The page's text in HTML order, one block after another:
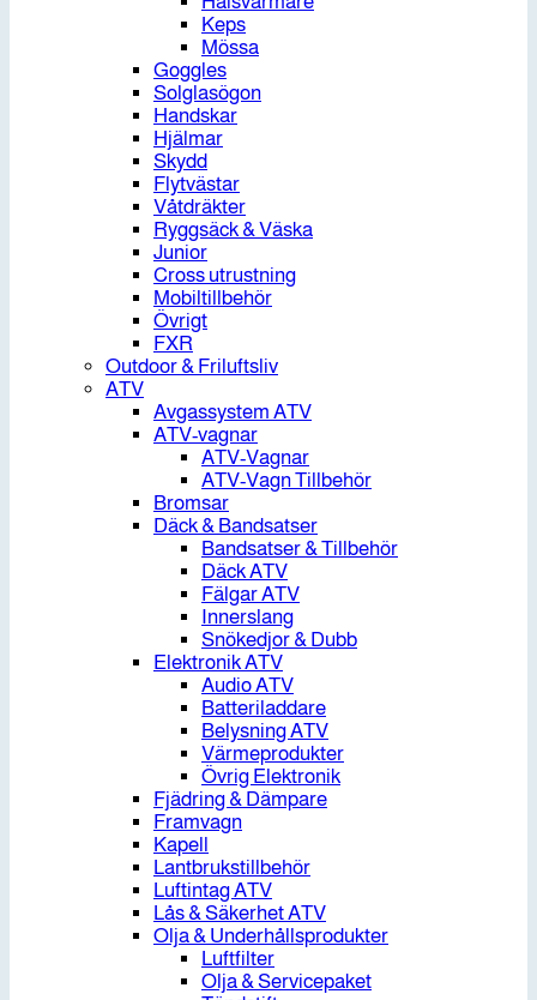
Keps
Mössa
Goggles
Solglasögon
Handskar
Hjälmar
Skydd
Flytvästar
Våtdräkter
Ryggsäck & Väska
Junior
Cross utrustning
Mobiltillbehör
Övrigt
FXR
Outdoor & Friluftsliv
ATV
Avgassystem ATV
ATV-vagnar
ATV-Vagnar
ATV-Vagn Tillbehör
Bromsar
Däck & Bandsatser
Bandsatser & Tillbehör
Däck ATV
Fälgar ATV
Innerslang
Snökedjor & Dubb
Elektronik ATV
Audio ATV
Batteriladdare
Belysning ATV
Värmeprodukter
Övrig Elektronik
Fjädring & Dämpare
Framvagn
Kapell
Lantbrukstillbehör
Luftintag ATV
Lås & Säkerhet ATV
Olja & Underhållsprodukter
Luftfilter
Olja & Servicepaket